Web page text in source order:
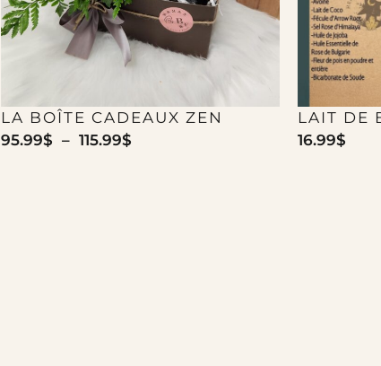
LA BOÎTE CADEAUX ZEN
95.99$ – 115.99$
LAIT DE
16.99$